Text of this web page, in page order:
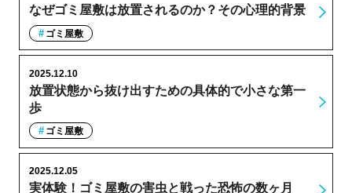
なぜゴミ屋敷は放置されるのか？その心理的背景
ゴミ屋敷
放置状態から抜け出すための具体的で小さな第一
歩
2025.12.10
ゴミ屋敷
実体験！ゴミ屋敷の害虫と戦った恐怖の数ヶ月
2025.12.05